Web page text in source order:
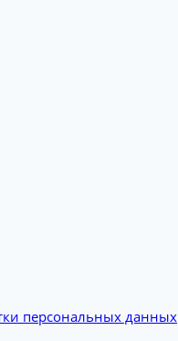
персональных данных